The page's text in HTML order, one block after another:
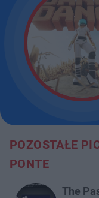
POZOSTAŁE
PONTE
The